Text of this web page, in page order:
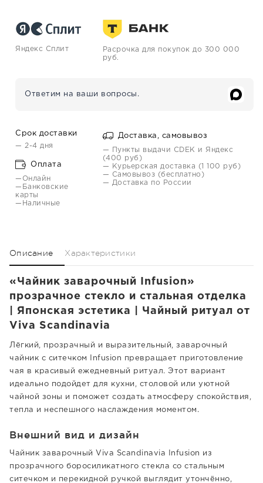
Яндекс Сплит
Расрочка для покупок до 300 000
руб.
Ответим на ваши вопросы.
Срок доставки
— 2-4 дня
Оплата
—Онлайн
—Банковские
карты
—Наличные
Доставка, самовывоз
— Пункты выдачи CDEK и Яндекс
(400 руб)
— Курьерская доставка (1 100 руб)
— Самовывоз (бесплатно)
— Доставка по России
Описание Характеристики
«Чайник заварочный Infusion»
прозрачное стекло и стальная отделка
| Японская эстетика | Чайный ритуал от
Viva Scandinavia
Лёгкий, прозрачный и выразительный, заварочный
чайник с ситечком Infusion превращает приготовление
чая в красивый ежедневный ритуал. Этот вариант
идеально подойдет для кухни, столовой или уютной
чайной зоны и поможет создать атмосферу спокойствия,
тепла и неспешного наслаждения моментом.
Внешний вид и дизайн
Чайник заварочный Viva Scandinavia Infusion из
прозрачного боросиликатного стекла со стальным
ситечком и перекидной ручкой выглядит утончённо,